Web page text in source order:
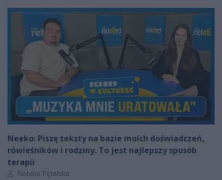
Neeko: Piszę teksty na bazie moich doświadczeń,
rówieśników i rodziny. To jest najlepszy sposób
terapii
Autor artykułu:
Natalia Pętelska